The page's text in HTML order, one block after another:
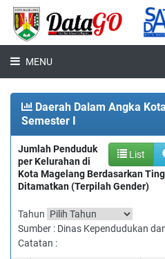
MENU
Daerah Dalam Angka
Semester I
List
Jumlah Penduduk
per Kelurahan di
Kota Magelang Berdasarkan
Ditamatkan (Terpilah Gender)
Tahun
Sumber : Dinas Kependudukan
Catatan :